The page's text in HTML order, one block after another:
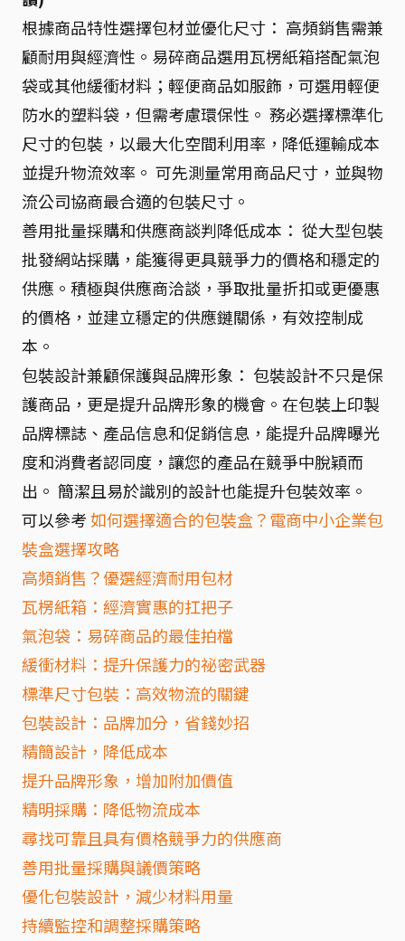
根據商品特性選擇包材並優化尺寸： 高頻銷售需兼
顧耐用與經濟性。易碎商品選用瓦楞紙箱搭配氣泡
袋或其他緩衝材料；輕便商品如服飾，可選用輕便
防水的塑料袋，但需考慮環保性。 務必選擇標準化
尺寸的包裝，以最大化空間利用率，降低運輸成本
並提升物流效率。 可先測量常用商品尺寸，並與物
流公司協商最合適的包裝尺寸。
善用批量採購和供應商談判降低成本： 從大型包裝
批發網站採購，能獲得更具競爭力的價格和穩定的
供應。積極與供應商洽談，爭取批量折扣或更優惠
的價格，並建立穩定的供應鏈關係，有效控制成
本。
包裝設計兼顧保護與品牌形象： 包裝設計不只是保
護商品，更是提升品牌形象的機會。在包裝上印製
品牌標誌、產品信息和促銷信息，能提升品牌曝光
度和消費者認同度，讓您的產品在競爭中脫穎而
出。 簡潔且易於識別的設計也能提升包裝效率。
可以參考如何選擇適合的包裝盒？電商中小企業包
裝盒選擇攻略
高頻銷售？優選經濟耐用包材
瓦楞紙箱：經濟實惠的扛把子
氣泡袋：易碎商品的最佳拍檔
緩衝材料：提升保護力的祕密武器
標準尺寸包裝：高效物流的關鍵
包裝設計：品牌加分，省錢妙招
精簡設計，降低成本
提升品牌形象，增加附加價值
精明採購：降低物流成本
尋找可靠且具有價格競爭力的供應商
善用批量採購與議價策略
優化包裝設計，減少材料用量
持續監控和調整採購策略